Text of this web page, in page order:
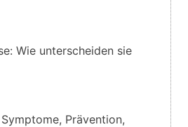
Wie unterscheiden sie
Prävention,